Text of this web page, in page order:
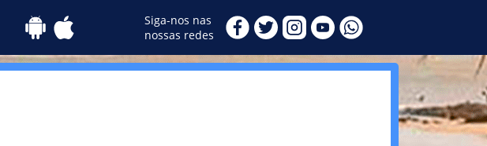
Siga-nos nas
nossas redes